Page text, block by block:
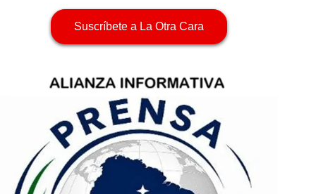
Suscríbete a La Otra Cara